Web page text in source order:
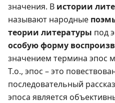
значения. В истории
называют народные
теории литературы под
особую форму
значением термина эпос
Т.о., эпос – это
последовательный
эпоса является